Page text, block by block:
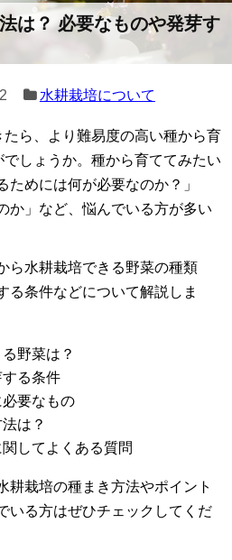
は？ 必要なものや発芽す
水耕栽培について
ら、より難易度の高い種から育
しょうか。種から育ててみたい
ためには何が必要なのか？」
か」など、悩んでいる方が多い
ら水耕栽培できる野菜の種類
る条件などについて解説しま
野菜は？
る条件
要なもの
は？
してよくある質問
耕栽培の種まき方法やポイント
いる方はぜひチェックしてくだ